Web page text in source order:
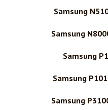
Samsung
Samsung
Samsung
Samsung
Samsung